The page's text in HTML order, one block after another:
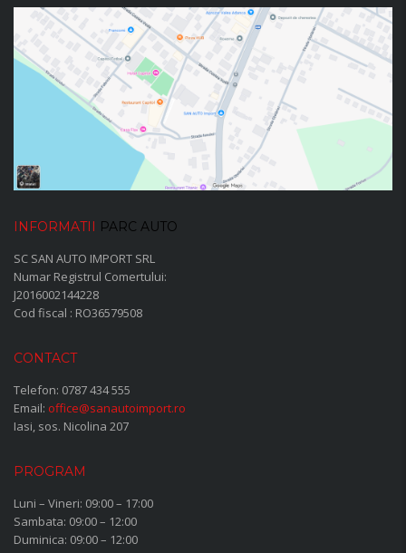
INFORMATII PARC AUTO
SC SAN AUTO IMPORT SRL
Numar Registrul Comertului:
J2016002144228
Cod fiscal : RO36579508
CONTACT
Telefon: 0787 434 555
Email: office@sanautoimport.ro
Iasi, sos. Nicolina 207
PROGRAM
Luni – Vineri: 09:00 – 17:00
Sambata: 09:00 – 12:00
Duminica: 09:00 – 12:00